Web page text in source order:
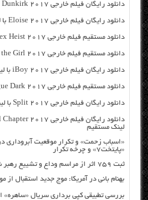
دانلود رایگان فیلم خارجی Dunkirk 2017 با لینک مستقیم
دانلود رایگان فیلم خارجی Eloise 2017 با لینک مستقیم
دانلود مستقیم فیلم خارجی Essex Heist 2017 از سرور سایت
دانلود مستقیم فیلم خارجی Get the Girl 2017 از سرور سایت
دانلود رایگان فیلم خارجی iBoy 2017 با لینک مستقیم
دانلود مستقیم فیلم خارجی Justice League Dark 2017 از سرور سایت
دانلود رایگان فیلم خارجی Split 2017 با لینک مستقیم
لینک مستقیم
«اسباب زحمت» و تکرار موقعیت آبروداری
«پایتخت۷» و چرخه تکرار
ثبت ۷۵۹ اثر از مراسم وداع و تشییع رهبر شهید انقلاب
بهنام بانی در آمریکا: موج جدید استقبال
بررسی تطبیقی کپی برداری سریال